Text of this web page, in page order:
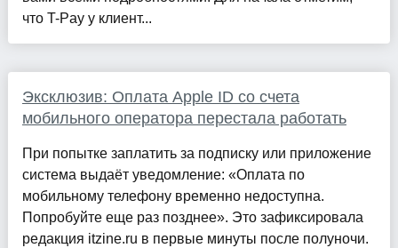
что T-Pay у клиент...
Эксклюзив: Оплата Apple ID со счета
мобильного оператора перестала работать
При попытке заплатить за подписку или приложение
система выдаёт уведомление: «Оплата по
мобильному телефону временно недоступна.
Попробуйте еще раз позднее». Это зафиксировала
редакция itzine.ru в первые минуты после полуночи.